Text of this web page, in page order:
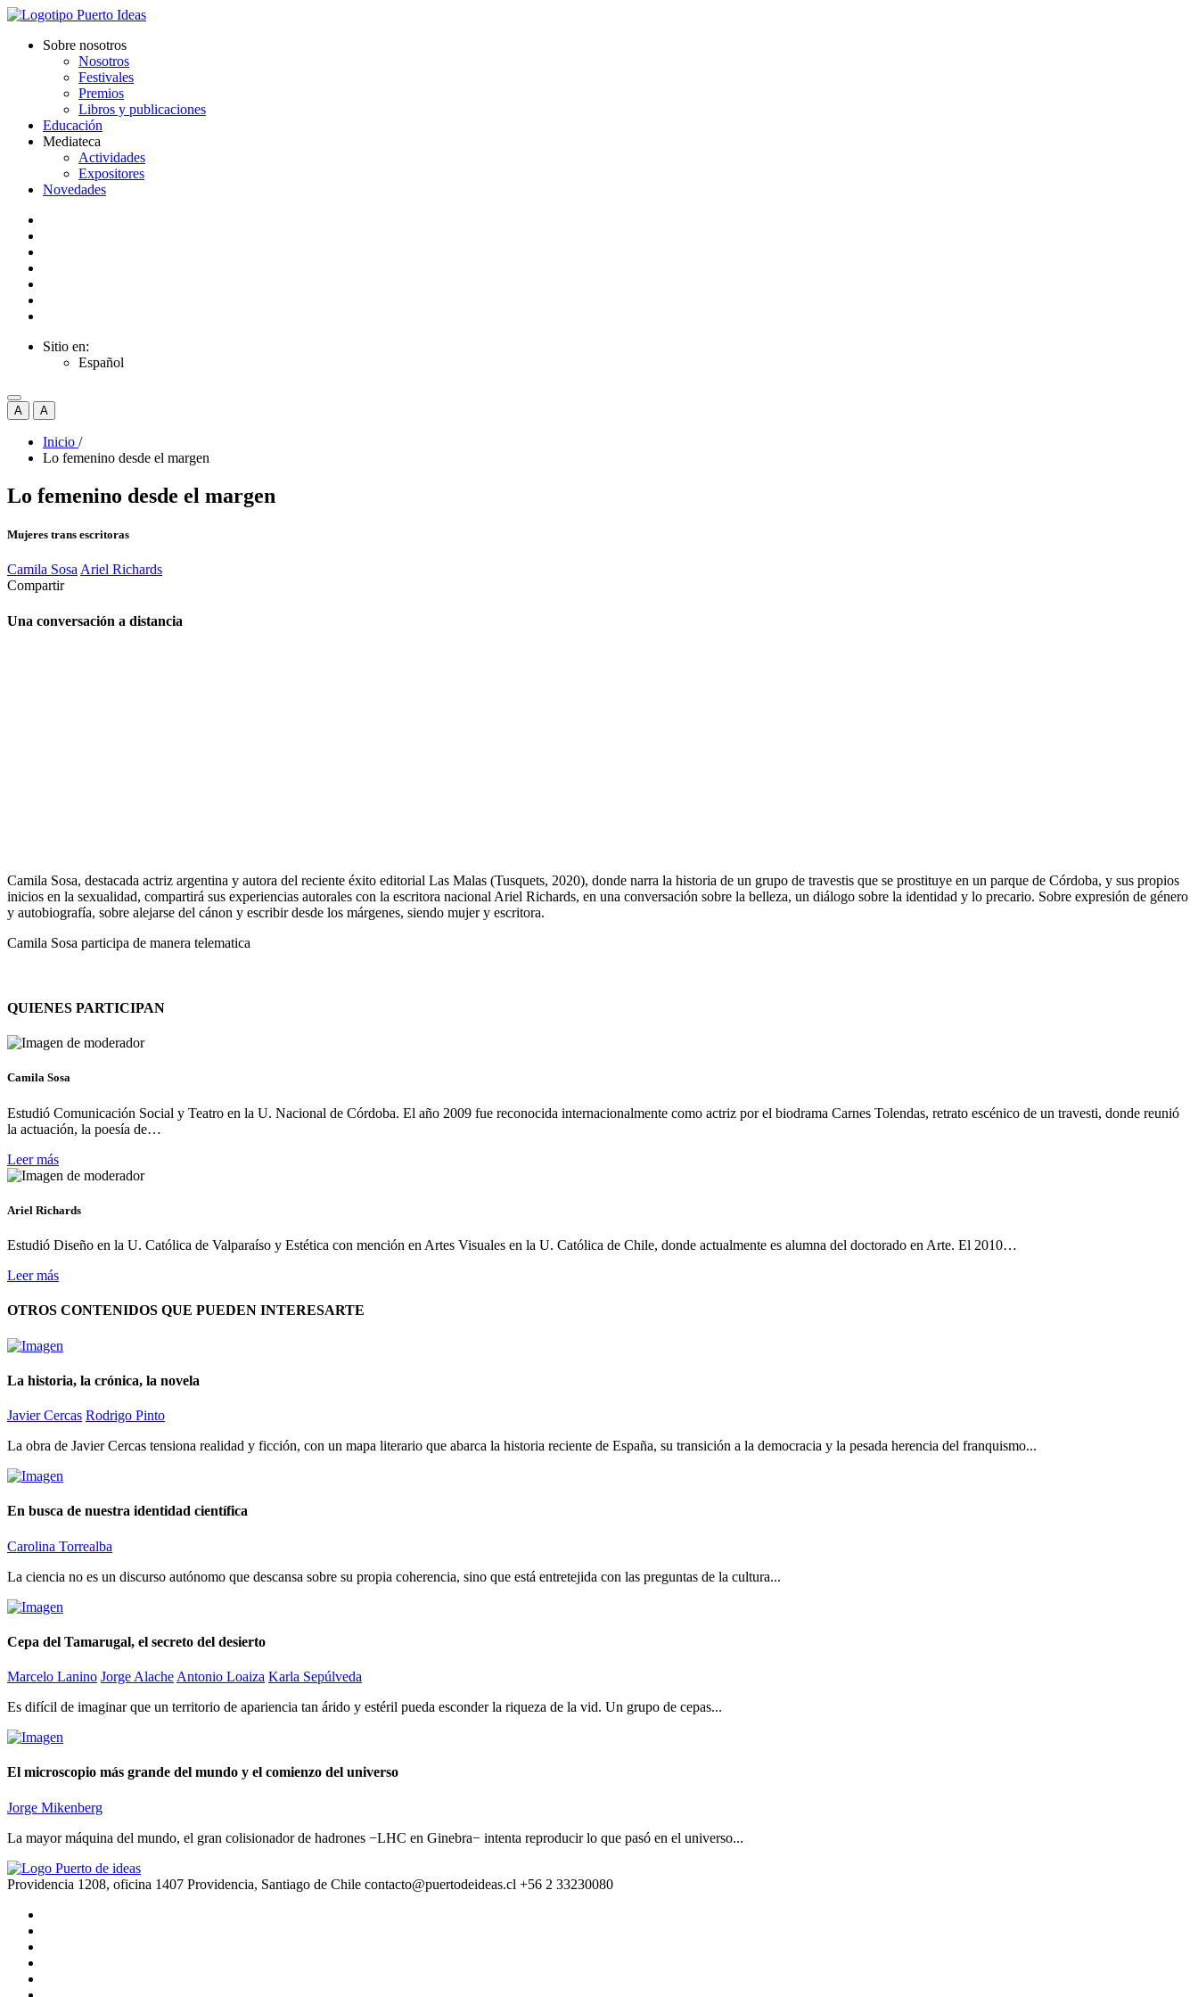
Sobre nosotros
Nosotros
Festivales
Premios
Libros y publicaciones
Educación
Mediateca
Actividades
Expositores
Novedades
Sitio en:
Español
A A
Inicio /
Lo femenino desde el margen
Lo femenino desde el margen
Mujeres trans escritoras
Camila Sosa Ariel Richards
Compartir
Una conversación a distancia
Camila Sosa, destacada actriz argentina y autora del reciente éxito editorial Las Malas (Tusquets, 2020), donde narra la historia de un grupo de travestis que se prostituye en un parque de Córdoba, y sus propios
inicios en la sexualidad, compartirá sus experiencias autorales con la escritora nacional Ariel Richards, en una conversación sobre la belleza, un diálogo sobre la identidad y lo precario. Sobre expresión de género
y autobiografía, sobre alejarse del cánon y escribir desde los márgenes, siendo mujer y escritora.
Camila Sosa participa de manera telematica
QUIENES PARTICIPAN
Camila Sosa
Estudió Comunicación Social y Teatro en la U. Nacional de Córdoba. El año 2009 fue reconocida internacionalmente como actriz por el biodrama Carnes Tolendas, retrato escénico de un travesti, donde reunió
la actuación, la poesía de…
Leer más
Ariel Richards
Estudió Diseño en la U. Católica de Valparaíso y Estética con mención en Artes Visuales en la U. Católica de Chile, donde actualmente es alumna del doctorado en Arte. El 2010…
Leer más
OTROS CONTENIDOS QUE PUEDEN INTERESARTE
La historia, la crónica, la novela
Javier Cercas Rodrigo Pinto
La obra de Javier Cercas tensiona realidad y ficción, con un mapa literario que abarca la historia reciente de España, su transición a la democracia y la pesada herencia del franquismo...
En busca de nuestra identidad científica
Carolina Torrealba
La ciencia no es un discurso autónomo que descansa sobre su propia coherencia, sino que está entretejida con las preguntas de la cultura...
Cepa del Tamarugal, el secreto del desierto
Marcelo Lanino Jorge Alache Antonio Loaiza Karla Sepúlveda
Es difícil de imaginar que un territorio de apariencia tan árido y estéril pueda esconder la riqueza de la vid. Un grupo de cepas...
El microscopio más grande del mundo y el comienzo del universo
Jorge Mikenberg
La mayor máquina del mundo, el gran colisionador de hadrones −LHC en Ginebra− intenta reproducir lo que pasó en el universo...
Providencia 1208, oficina 1407 Providencia, Santiago de Chile contacto@puertodeideas.cl +56 2 33230080